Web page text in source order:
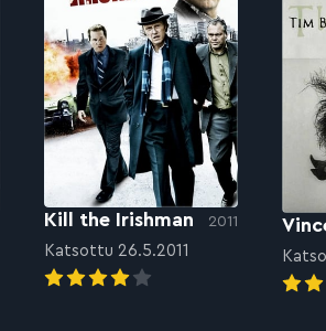
Kill the Irishman 2011
Katsottu 26.5.2011